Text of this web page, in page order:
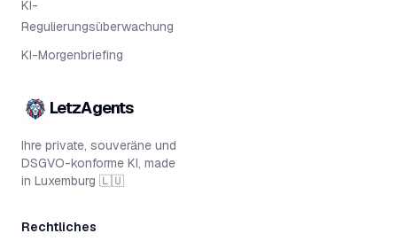
KI-
Regulierungsüberwachung
KI-Morgenbriefing
LetzAgents
Ihre private, souveräne und
DSGVO-konforme KI, made
in Luxemburg 🇱🇺
Rechtliches